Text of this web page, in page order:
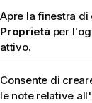
Apre la finestra di
Proprietàper
attivo.
Consente di
le note relative